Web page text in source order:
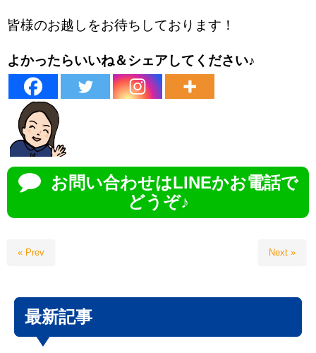
皆様のお越しをお待ちしております！
よかったらいいね＆シェアしてください♪
お問い合わせはLINEかお電話で
どうぞ♪
« Prev Next »
最新記事